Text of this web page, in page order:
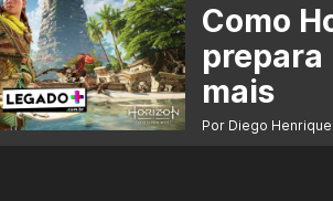
Como
prepara
mais
Por Diego Henrique